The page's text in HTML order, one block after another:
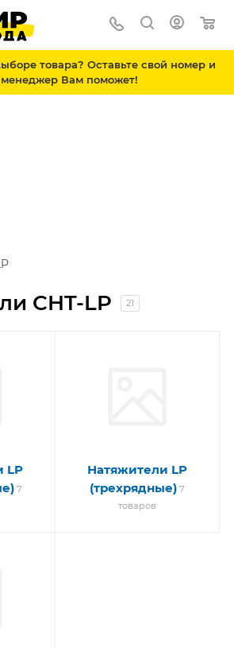
товара? Оставьте свой номер и
Вам поможет!
CHT-LP 21
LP
7
Натяжители LP
(трехрядные) 7
товаров